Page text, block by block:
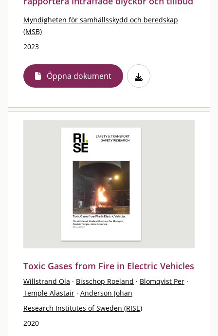
Myndigheten för samhällsskydd och beredskap
(MSB)
2023
Öppna dokument
Toxic Gases from Fire in Electric Vehicles
Willstrand Ola · Bisschop Roeland · Blomqvist Per ·
Temple Alastair · Anderson Johan
Research Institutes of Sweden (RISE)
2020